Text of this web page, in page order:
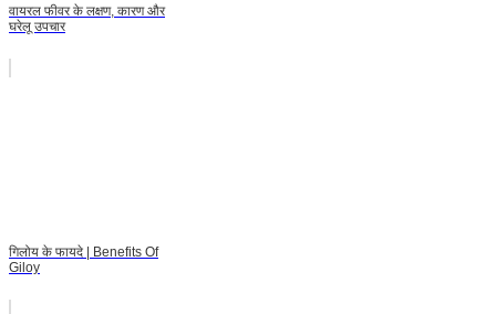
वायरल फीवर के लक्षण, कारण और
घरेलू उपचार
गिलोय के फायदे | Benefits Of
Giloy